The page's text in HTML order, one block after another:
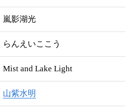
嵐影湖光
らんえいここう
Mist and Lake Light
山紫水明